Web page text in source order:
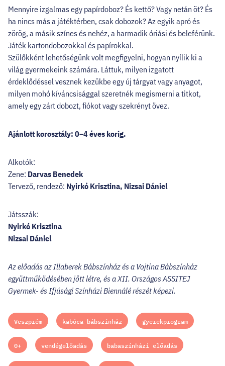
Mennyire izgalmas egy papírdoboz? És kettő? Vagy netán öt? És
ha nincs más a játéktérben, csak dobozok? Az egyik apró és
zörög, a másik színes és nehéz, a harmadik óriási és beleférünk.
Játék kartondobozokkal és papírokkal.
Szülőkként lehetőségünk volt megfigyelni, hogyan nyílik ki a
világ gyermekeink számára. Láttuk, milyen izgatott
érdeklődéssel vesznek kezükbe egy új tárgyat vagy anyagot,
milyen mohó kíváncsisággal szeretnék megismerni a titkot,
amely egy zárt dobozt, fiókot vagy szekrényt övez.
Ajánlott korosztály: 0–4 éves korig.
Alkotók:
Zene: Darvas Benedek
Tervező, rendező: Nyirkó Krisztina, Nizsai Dániel
Játsszák:
Nyirkó Krisztina
Nizsai Dániel
Az előadás az Illaberek Bábszínház és a Vojtina Bábszínház
együttműködésében jött létre, és a XII. Országos ASSITEJ
Gyermek- és Ifjúsági Színházi Biennálé részét képezi.
Veszprém kabóca bábszínház gyerekprogram
0+ vendégelőadás babaszínházi előadás